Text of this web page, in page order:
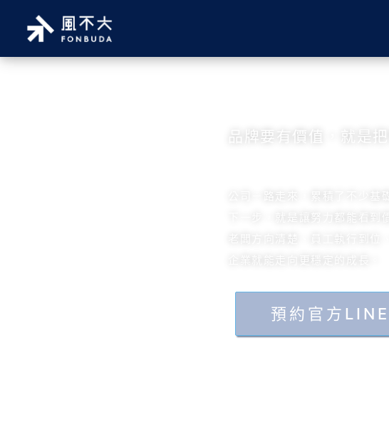
品牌要有價值，就是
公司ㄧ路走來，累積了不少基
下一步，就是讓努力都能看到
老闆方向清楚、員工執行到位
企業就能走向更穩定的成長。
預約官方